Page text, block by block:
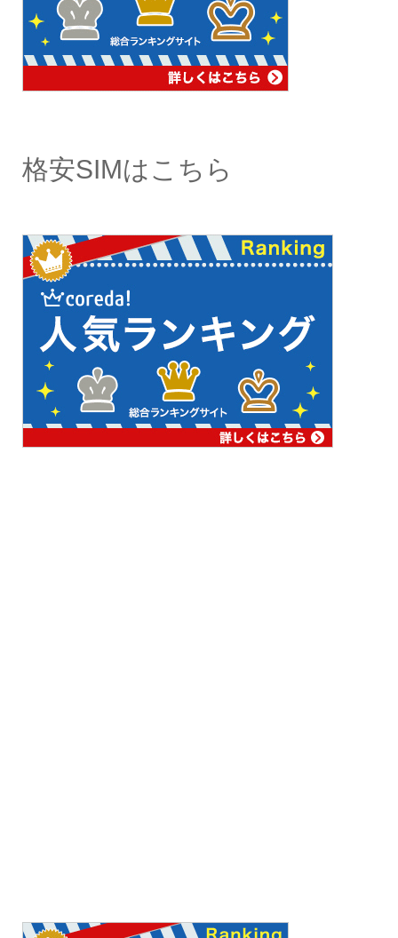
格安SIMはこちら